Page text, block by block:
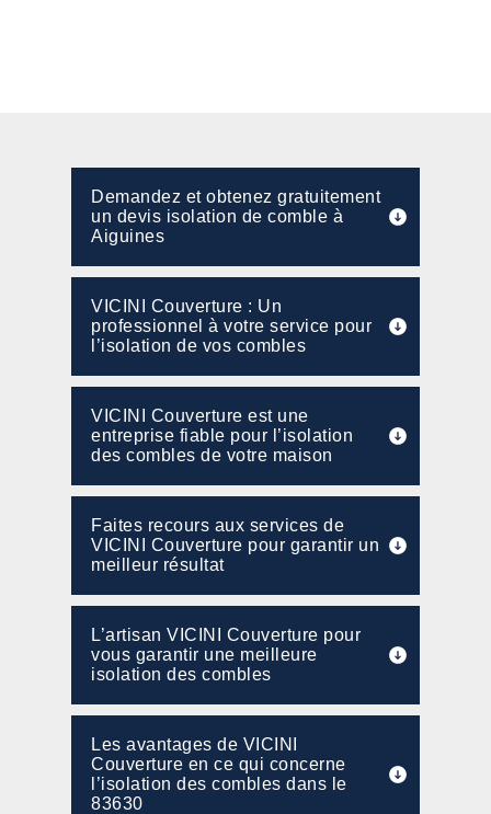
Demandez et obtenez gratuitement
un devis isolation de comble à
Aiguines
VICINI Couverture : Un
professionnel à votre service pour
l’isolation de vos combles
VICINI Couverture est une
entreprise fiable pour l’isolation
des combles de votre maison
Faites recours aux services de
VICINI Couverture pour garantir un
meilleur résultat
L’artisan VICINI Couverture pour
vous garantir une meilleure
isolation des combles
Les avantages de VICINI
Couverture en ce qui concerne
l’isolation des combles dans le
83630